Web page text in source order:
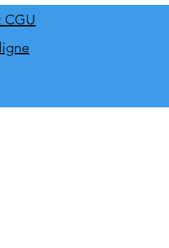
CGU